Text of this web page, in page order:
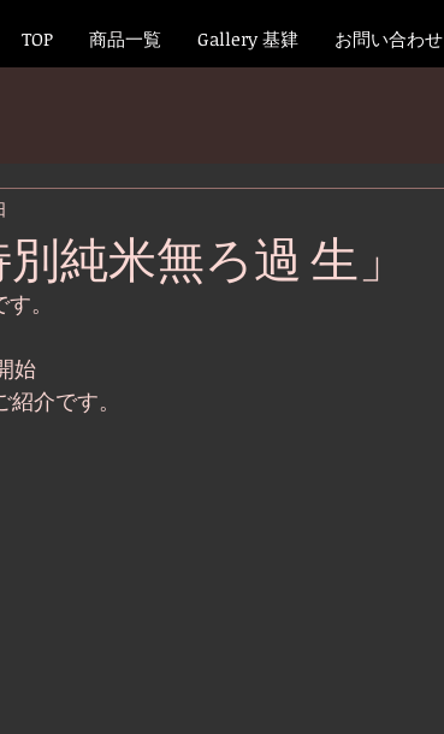
TOP 商品一覧 Gallery 基肄 お問い合わせ
純米無ろ過 生」
。
始
介です。